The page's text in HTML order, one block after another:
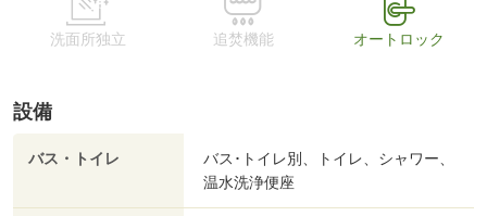
洗面所独立 追焚機能 オートロック
設備
バス・トイレ
バス･トイレ別、トイレ、シャワー、
温水洗浄便座